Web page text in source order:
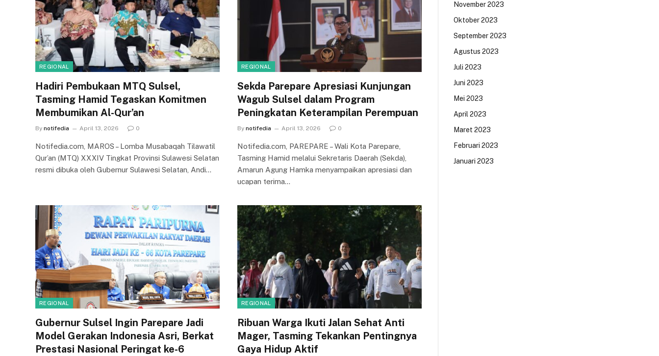
REGIONAL
Hadiri Pembukaan MTQ Sulsel,
Tasming Hamid Tegaskan Komitmen
Membumikan Al-Qur’an
By notifedia April 13, 2026 0
Notifedia.com, MAROS – Lomba Musabaqah Tilawatil
Qur’an (MTQ) XXXIV Tingkat Provinsi Sulawesi Selatan
resmi dibuka oleh Gubernur Sulawesi Selatan, Andi…
REGIONAL
Sekda Parepare Apresiasi Kunjungan
Wagub Sulsel dalam Program
Peningkatan Keterampilan Perempuan
By notifedia April 13, 2026 0
Notifedia.com, PAREPARE – Wali Kota Parepare,
Tasming Hamid melalui Sekretaris Daerah (Sekda),
Amarun Agung Hamka menyampaikan apresiasi dan
ucapan terima…
REGIONAL
Gubernur Sulsel Ingin Parepare Jadi
Model Gerakan Indonesia Asri, Berkat
Prestasi Nasional Peringat ke-6
REGIONAL
Ribuan Warga Ikuti Jalan Sehat Anti
Mager, Tasming Tekankan Pentingnya
Gaya Hidup Aktif
November 2023
Oktober 2023
September 2023
Agustus 2023
Juli 2023
Juni 2023
Mei 2023
April 2023
Maret 2023
Februari 2023
Januari 2023